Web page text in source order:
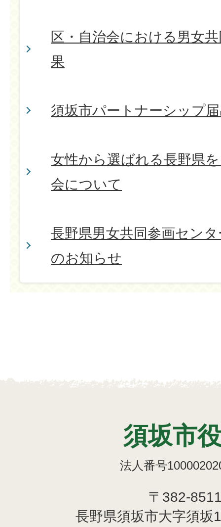
区・自治会における男女
果
須坂市パートナーシップ
女性から選ばれる長野県
会について
長野県男女共同参画セン
のお知らせ
須坂市
法人番号
〒382-
長野県須坂市大字須坂